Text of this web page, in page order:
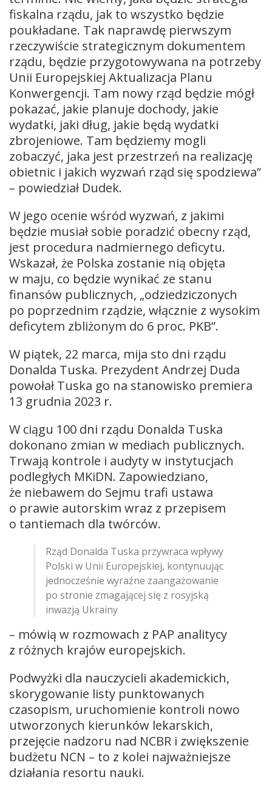
fiskalna rządu, jak to wszystko będzie
poukładane. Tak naprawdę pierwszym
rzeczywiście strategicznym dokumentem
rządu, będzie przygotowywana na potrzeby
Unii Europejskiej Aktualizacja Planu
Konwergencji. Tam nowy rząd będzie mógł
pokazać, jakie planuje dochody, jakie
wydatki, jaki dług, jakie będą wydatki
zbrojeniowe. Tam będziemy mogli
zobaczyć, jaka jest przestrzeń na realizację
obietnic i jakich wyzwań rząd się spodziewa”
– powiedział Dudek.
W jego ocenie wśród wyzwań, z jakimi
będzie musiał sobie poradzić obecny rząd,
jest procedura nadmiernego deficytu.
Wskazał, że Polska zostanie nią objęta
w maju, co będzie wynikać ze stanu
finansów publicznych, „odziedziczonych
po poprzednim rządzie, włącznie z wysokim
deficytem zbliżonym do 6 proc. PKB”.
W piątek, 22 marca, mija sto dni rządu
Donalda Tuska. Prezydent Andrzej Duda
powołał Tuska go na stanowisko premiera
13 grudnia 2023 r.
W ciągu 100 dni rządu Donalda Tuska
dokonano zmian w mediach publicznych.
Trwają kontrole i audyty w instytucjach
podległych MKiDN. Zapowiedziano,
że niebawem do Sejmu trafi ustawa
o prawie autorskim wraz z przepisem
o tantiemach dla twórców.
Rząd Donalda Tuska przywraca wpływy
Polski w Unii Europejskiej, kontynuując
jednocześnie wyraźne zaangażowanie
po stronie zmagającej się z rosyjską
inwazją Ukrainy
– mówią w rozmowach z PAP analitycy
z różnych krajów europejskich.
Podwyżki dla nauczycieli akademickich,
skorygowanie listy punktowanych
czasopism, uruchomienie kontroli nowo
utworzonych kierunków lekarskich,
przejęcie nadzoru nad NCBR i zwiększenie
budżetu NCN – to z kolei najważniejsze
działania resortu nauki.